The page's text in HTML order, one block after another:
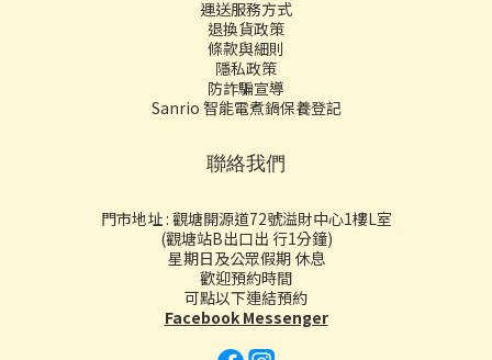
運送服務方式
退換貨政策
條款與細則
隱私政策
防詐騙宣導
Sanrio 智能電煮鍋保養登記
聯絡我們
門市地址 : 觀塘開源道72號溢財中心1樓L室
(觀塘站B出口出 行1分鐘)
星期日及公眾假期 休息
歡迎預約時間
可點以下連結預約
Facebook Messenger